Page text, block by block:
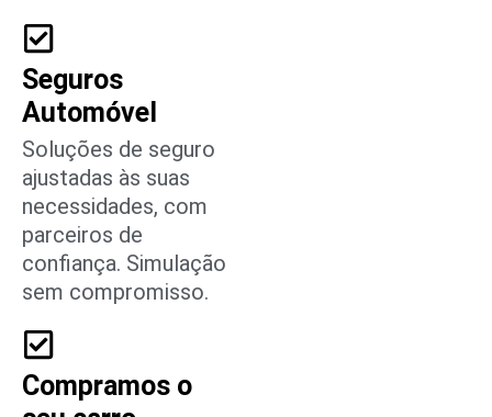
Seguros
Automóvel
Soluções de seguro
ajustadas às suas
necessidades, com
parceiros de
confiança. Simulação
sem compromisso.
Compramos o